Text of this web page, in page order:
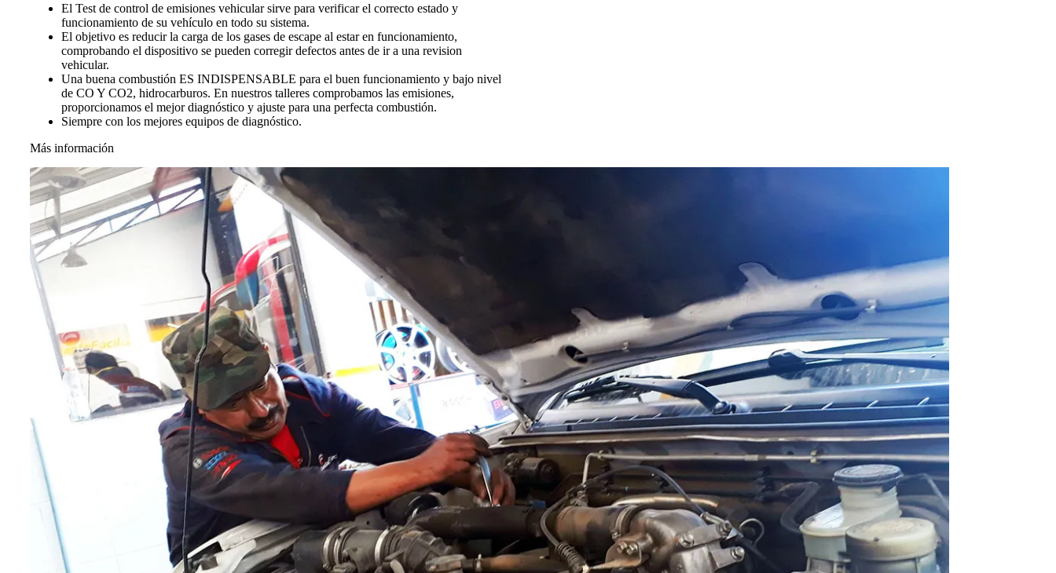
El Test de control de emisiones vehicular sirve para verificar el correcto estado y
funcionamiento de su vehículo en todo su sistema.
El objetivo es reducir la carga de los gases de escape al estar en funcionamiento,
comprobando el dispositivo se pueden corregir defectos antes de ir a una revision
vehicular.
Una buena combustión ES INDISPENSABLE para el buen funcionamiento y bajo nivel
de CO Y CO2, hidrocarburos. En nuestros talleres comprobamos las emisiones,
proporcionamos el mejor diagnóstico y ajuste para una perfecta combustión.
Siempre con los mejores equipos de diagnóstico.
Más información